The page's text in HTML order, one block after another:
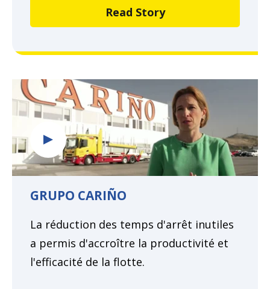
Read Story
GRUPO CARIÑO
La réduction des temps d'arrêt inutiles
a permis d'accroître la productivité et
l'efficacité de la flotte.